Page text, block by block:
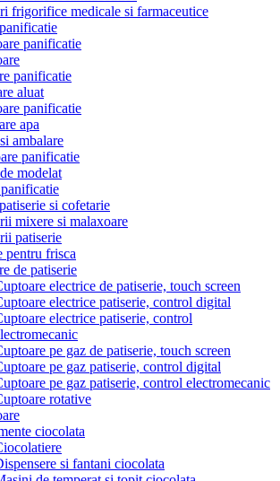
frigorifice medicale si farmaceutice
panificatie
panificatie
aluat
panificatie
apa
ambalare
panificatie
modelat
si cofetarie
mixere si malaxoare
patiserie
pentru frisca
de patiserie
electrice de patiserie, touch screen
electrice patiserie, control digital
electrice patiserie, control
pe gaz de patiserie, touch screen
pe gaz patiserie, control digital
pe gaz patiserie, control electromecanic
rotative
ciocolata
si fantani ciocolata